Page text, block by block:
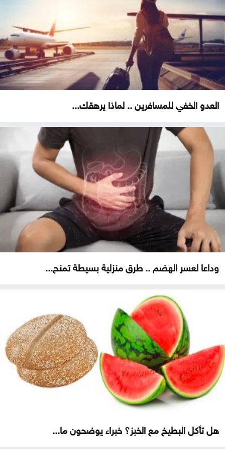
العدو الخفي للمسافرين .. لماذا يرهقك...
وداعا لعسر الهضم .. طرق منزلية بسيطة تمنح...
هل تأكل البطيخ مع الخبز؟ خبراء يوضحون ما...